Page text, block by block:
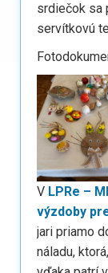
srdiečok sa
servítkovú
V LPRe –
výzdoby
jari priamo
náladu,